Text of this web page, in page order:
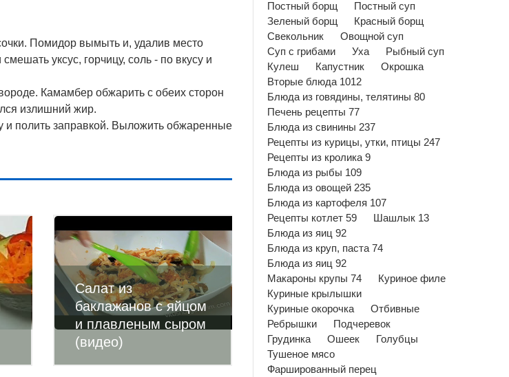
Помидор вымыть и, удалив место
уксус, горчицу, соль - по вкусу и
Камамбер обжарить с обеих сторон
излишний жир.
и полить заправкой. Выложить обжаренные
Салат из
баклажанов с яйцом
и плавленым сыром
(видео)
Постный борщ
Постный суп
Зеленый борщ
Красный борщ
Свекольник
Овощной суп
Суп с грибами
Уха
Рыбный суп
Кулеш
Капустник
Окрошка
Вторые блюда 1012
Блюда из говядины, телятины 80
Печень рецепты 77
Блюда из свинины 237
Рецепты из курицы, утки, птицы 247
Рецепты из кролика 9
Блюда из рыбы 109
Блюда из овощей 235
Блюда из картофеля 107
Рецепты котлет 59
Шашлык 13
Блюда из яиц 92
Блюда из круп, паста 74
Блюда из яиц 92
Макароны крупы 74
Куриное филе
Куриные крылышки
Куриные окорочка
Отбивные
Ребрышки
Подчеревок
Грудинка
Ошеек
Голубцы
Тушеное мясо
Фаршированный перец